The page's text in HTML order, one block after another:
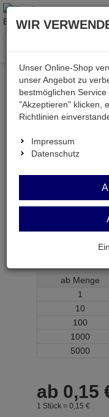
Menü
Kessler electronic
SAT-Schüsseln
M0603
240 Ohm 1%
ab Menge
1
10
100
1000
5000
ab 0,15
1 Stück = 0, 15 €
WIR
Unser Online-Shop
unser Angebot zu
bestmöglichen
"Akzeptieren" klicken,
Richtlinien
Impressum
Datenschutz